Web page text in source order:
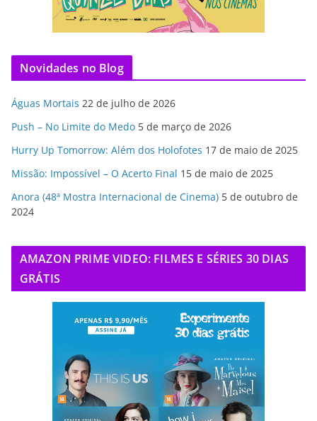
Novidades no Blog
Águas Mortais 22 de julho de 2026
Push – No Limite do Medo 5 de março de 2026
Hurry Up Tomorrow: Além dos Holofotes 17 de maio de 2025
Missão: Impossível – O Acerto Final 15 de maio de 2025
Anora (48ª Mostra Internacional de Cinema) 5 de outubro de
2024
AMAZON PRIME VIDEO: FILMES E SÉRIES 30 DIAS
GRÁTIS